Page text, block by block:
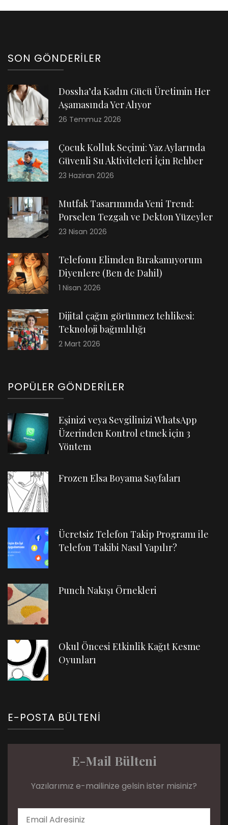
SON GÖNDERILER
Dossha’da Kadın Gücü Üretimin Her
Aşamasında Yer Alıyor
26 Temmuz 2026
Çocuk Kolluk Seçimi: Yaz Aylarında
Güvenli Su Aktiviteleri İçin Rehber
23 Haziran 2026
Mutfak Tasarımında Yeni Trend:
Porselen Tezgah ve Dekton Yüzeyler
23 Nisan 2026
Telefonu Elimden Bırakamıyorum
Diyenlere (Ben de Dahil)
1 Nisan 2026
Dijital çağın görünmez tehlikesi:
Teknoloji bağımlılığı
2 Mart 2026
POPÜLER GÖNDERILER
Eşinizi veya Sevgilinizi WhatsApp
Üzerinden Kontrol etmek için 3
Yöntem
Frozen Elsa Boyama Sayfaları
Ücretsiz Telefon Takip Programı ile
Telefon Takibi Nasıl Yapılır?
Punch Nakışı Örnekleri
Okul Öncesi Etkinlik Kağıt Kesme
Oyunları
E-POSTA BÜLTENI
E-Mail Bülteni
Yazılarımız e-mailinize gelsin ister misiniz?